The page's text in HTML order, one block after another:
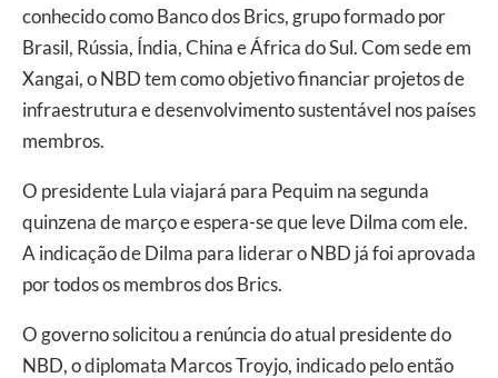
conhecido como Banco dos Brics, grupo formado por
Brasil, Rússia, Índia, China e África do Sul. Com sede em
Xangai, o NBD tem como objetivo financiar projetos de
infraestrutura e desenvolvimento sustentável nos países
membros.
O presidente Lula viajará para Pequim na segunda
quinzena de março e espera-se que leve Dilma com ele.
A indicação de Dilma para liderar o NBD já foi aprovada
por todos os membros dos Brics.
O governo solicitou a renúncia do atual presidente do
NBD, o diplomata Marcos Troyjo, indicado pelo então